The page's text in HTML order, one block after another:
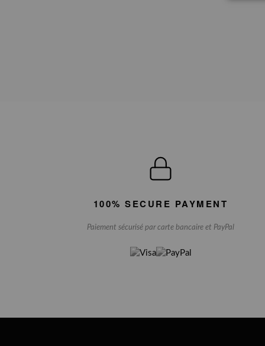
100% SECURE PAYMENT
Paiement sécurisé par carte bancaire et PayPal